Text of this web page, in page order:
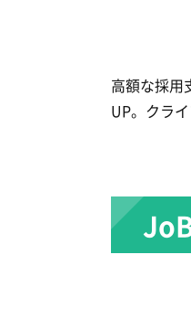
高額な採用
UP。クラ